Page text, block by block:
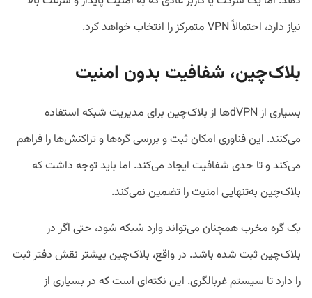
نیاز دارد، احتمالاً VPN متمرکز را انتخاب خواهد کرد.
بلاک‌چین، شفافیت بدون امنیت
بسیاری از dVPNها از بلاک‌چین برای مدیریت شبکه استفاده
می‌کنند. این فناوری امکان ثبت و بررسی گره‌ها و تراکنش‌ها را فراهم
می‌کند و تا حدی شفافیت ایجاد می‌کند. اما باید توجه داشت که
بلاک‌چین به‌تنهایی امنیت را تضمین نمی‌کند.
یک گره مخرب همچنان می‌تواند وارد شبکه شود، حتی اگر در
بلاک‌چین ثبت شده باشد. در واقع، بلاک‌چین بیشتر نقش دفتر ثبت
را دارد تا سیستم غربالگری. این نکته‌ای است که در بسیاری از